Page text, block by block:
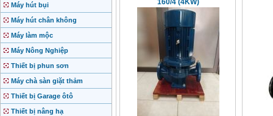
Máy hút bụi
Máy hút chân không
Máy làm mộc
Máy Nông Nghiệp
Thiết bị phun sơn
Máy chà sàn giặt thảm
Thiết bị Garage ôtô
Thiết bị nâng hạ
160/4 (4KW)